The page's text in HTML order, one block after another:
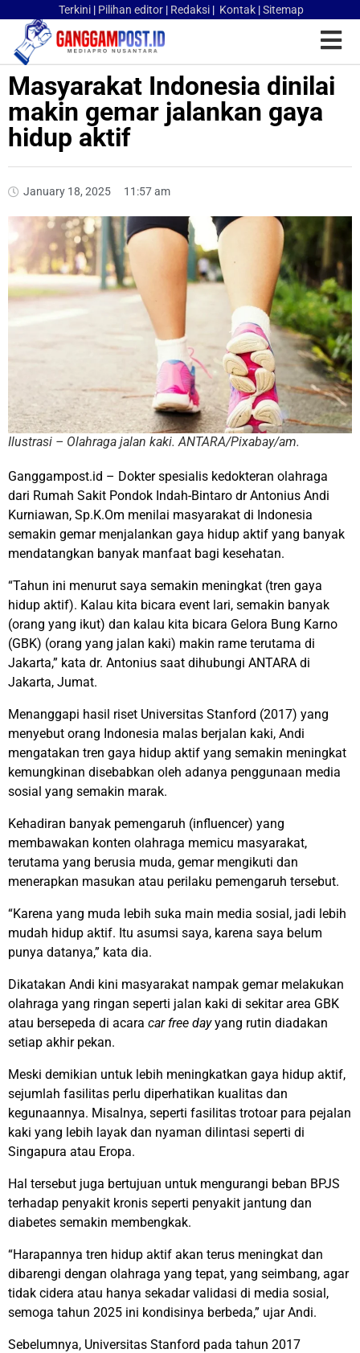
Terkini | Pilihan editor | Redaksi | Kontak |Sitemap
Masyarakat Indonesia dinilai
makin gemar jalankan gaya
hidup aktif
January 18, 2025 11:57 am
Ilustrasi – Olahraga jalan kaki. ANTARA/Pixabay/am.
Ganggampost.id – Dokter spesialis kedokteran olahraga
dari Rumah Sakit Pondok Indah-Bintaro dr Antonius Andi
Kurniawan, Sp.K.Om menilai masyarakat di Indonesia
semakin gemar menjalankan gaya hidup aktif yang banyak
mendatangkan banyak manfaat bagi kesehatan.
“Tahun ini menurut saya semakin meningkat (tren gaya
hidup aktif). Kalau kita bicara event lari, semakin banyak
(orang yang ikut) dan kalau kita bicara Gelora Bung Karno
(GBK) (orang yang jalan kaki) makin rame terutama di
Jakarta,” kata dr. Antonius saat dihubungi ANTARA di
Jakarta, Jumat.
Menanggapi hasil riset Universitas Stanford (2017) yang
menyebut orang Indonesia malas berjalan kaki, Andi
mengatakan tren gaya hidup aktif yang semakin meningkat
kemungkinan disebabkan oleh adanya penggunaan media
sosial yang semakin marak.
Kehadiran banyak pemengaruh (influencer) yang
membawakan konten olahraga memicu masyarakat,
terutama yang berusia muda, gemar mengikuti dan
menerapkan masukan atau perilaku pemengaruh tersebut.
“Karena yang muda lebih suka main media sosial, jadi lebih
mudah hidup aktif. Itu asumsi saya, karena saya belum
punya datanya,” kata dia.
Dikatakan Andi kini masyarakat nampak gemar melakukan
olahraga yang ringan seperti jalan kaki di sekitar area GBK
atau bersepeda di acara car free dayyang rutin diadakan
setiap akhir pekan.
Meski demikian untuk lebih meningkatkan gaya hidup aktif,
sejumlah fasilitas perlu diperhatikan kualitas dan
kegunaannya. Misalnya, seperti fasilitas trotoar para pejalan
kaki yang lebih layak dan nyaman dilintasi seperti di
Singapura atau Eropa.
Hal tersebut juga bertujuan untuk mengurangi beban BPJS
terhadap penyakit kronis seperti penyakit jantung dan
diabetes semakin membengkak.
“Harapannya tren hidup aktif akan terus meningkat dan
dibarengi dengan olahraga yang tepat, yang seimbang, agar
tidak cidera atau hanya sekadar validasi di media sosial,
semoga tahun 2025 ini kondisinya berbeda,” ujar Andi.
Sebelumnya, Universitas Stanford pada tahun 2017